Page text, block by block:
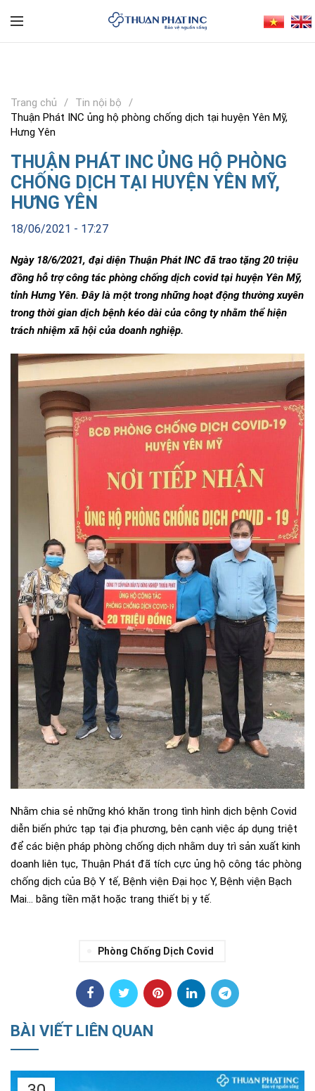
Trang chủ
Tin nội bộ
Thuận Phát INC ủng hộ phòng chống dịch tại huyện Yên Mỹ,
Hưng Yên
THUẬN PHÁT INC ỦNG HỘ PHÒNG
CHỐNG DỊCH TẠI HUYỆN YÊN MỸ,
HƯNG YÊN
18/06/2021 - 17:27
Ngày 18/6/2021, đại diện Thuận Phát INC đã trao tặng 20 triệu
đồng hỗ trợ công tác phòng chống dịch covid tại huyện Yên Mỹ,
tỉnh Hưng Yên. Đây là một trong những hoạt động thường xuyên
trong thời gian dịch bệnh kéo dài của công ty nhằm thể hiện
trách nhiệm xã hội của doanh nghiệp.
Nhằm chia sẻ những khó khăn trong tình hình dịch bệnh Covid
diễn biến phức tạp tại địa phương, bên cạnh việc áp dụng triệt
để các biện pháp phòng chống dịch nhằm duy trì sản xuất kinh
doanh liên tục, Thuận Phát đã tích cực ủng hộ công tác phòng
chống dịch của Bộ Y tế, Bệnh viện Đại học Y, Bệnh viện Bạch
Mai… bằng tiền mặt hoặc trang thiết bị y tế.
Phòng Chống Dịch Covid
BÀI VIẾT LIÊN QUAN